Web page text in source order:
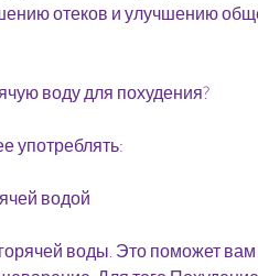
отеков и улучшению
воду для похудения?
употреблять:
водой
воды. Это поможет